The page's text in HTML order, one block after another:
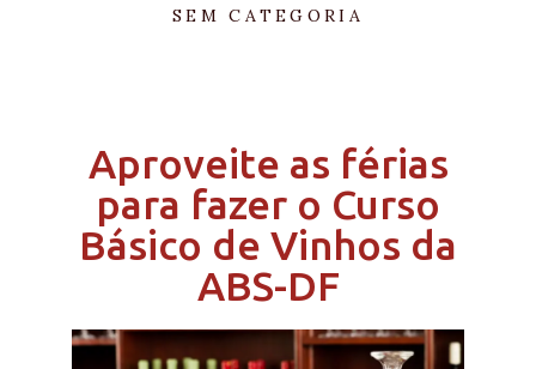
SEM CATEGORIA
Aproveite as férias
para fazer o Curso
Básico de Vinhos da
ABS-DF